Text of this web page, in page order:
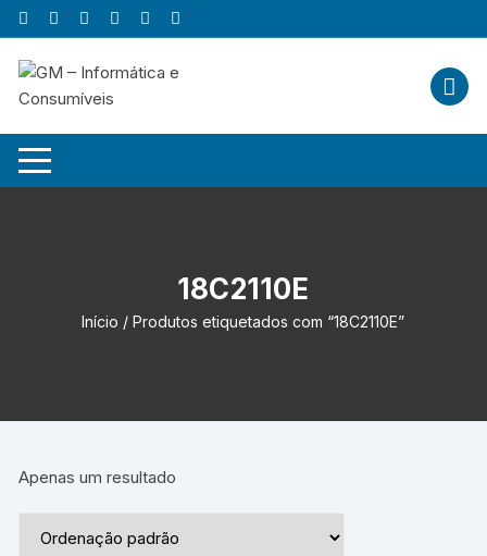
Skip
to
content
18C2110E
Início / Produtos etiquetados com “18C2110E”
Apenas um resultado